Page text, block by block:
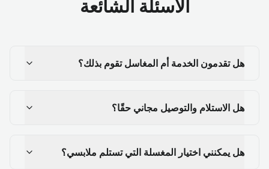
الأسئلة الشائعة
هل تقدمون الخدمة أم المغاسل تقوم بذلك؟
هل الاستلام والتوصيل مجاني حقًا؟
هل يمكنني اختيار المغسلة التي تستلم ملابسي؟